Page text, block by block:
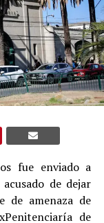
fue enviado a
de dejar
de amenaza de
de